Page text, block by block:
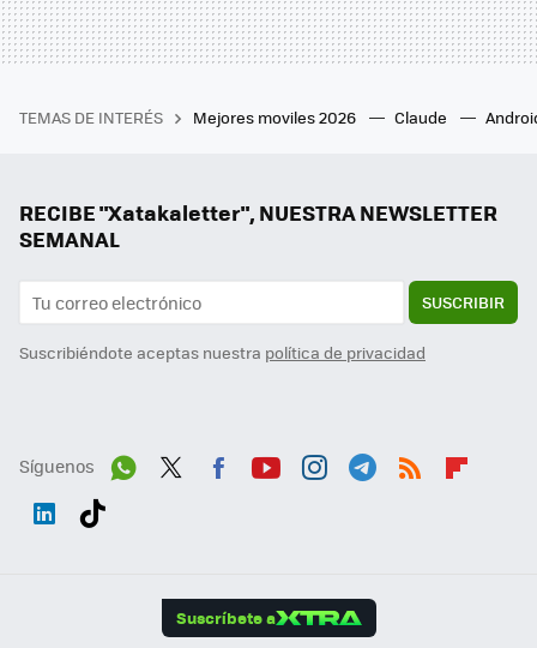
TEMAS DE INTERÉS Mejores moviles 2026 Claude
RECIBE "Xatakaletter", NUESTRA NEWSLETTER
SEMANAL
SUSCRIBIR
Suscribiéndote aceptas nuestra política de privacidad
Síguenos
Suscríbete a